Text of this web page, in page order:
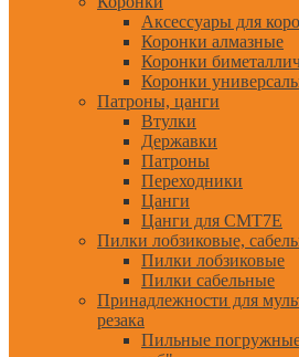
Аксессуары для
Коронки алмазные
Коронки
Коронки
Патроны, цанги
Втулки
Державки
Патроны
Переходники
Цанги
Цанги для CMT7E
Пилки лобзиковые,
Пилки лобзиковые
Пилки сабельные
Принадлежности для
резака
Пильные